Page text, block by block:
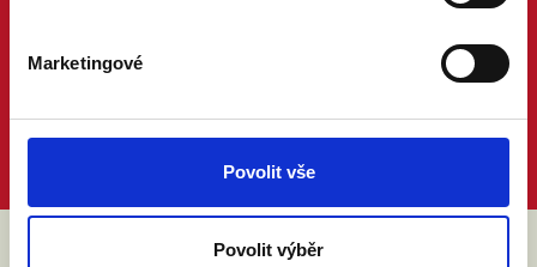
Marketingové
Povolit vše
Povolit výběr